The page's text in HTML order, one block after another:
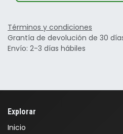
Términos y condiciones
Grantía de devolución de 30
Envío: 2-3 días hábiles
Explorar
Inicio